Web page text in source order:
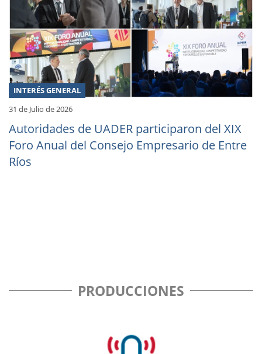
INTERÉS GENERAL
31 de Julio de 2026
Autoridades de UADER participaron del XIX
Foro Anual del Consejo Empresario de Entre
Ríos
PRODUCCIONES